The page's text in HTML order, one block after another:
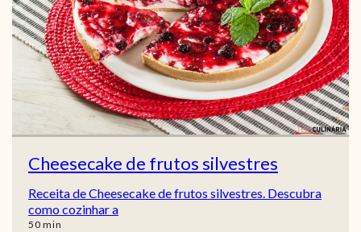
Cheesecake de frutos silvestres
Receita de Cheesecake de frutos silvestres. Descubra
como cozinhar a
50min
min